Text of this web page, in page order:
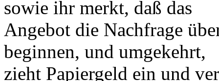
sowie ihr merkt, daß das
Angebot die Nachfrage
beginnen, und umgekehrt,
zieht Papiergeld ein und